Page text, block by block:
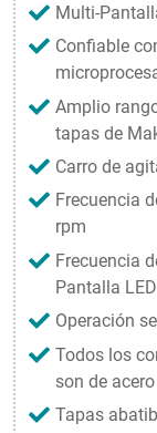
Multi-
Confiable
Amplio
tapas de
Carro de
Frecuencia
rpm
Frecuencia
Pantalla LED
Operación
Todos los
son de
Tapas